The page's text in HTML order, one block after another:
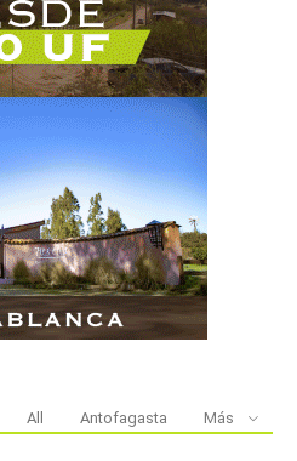
All Antofagasta Más